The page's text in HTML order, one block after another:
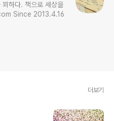
하다. 책으로 세상을
Since 2013.4.16
더보기